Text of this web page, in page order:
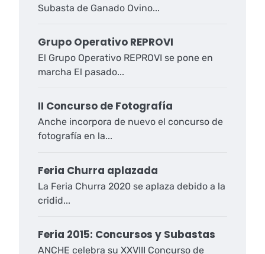
Subasta de Ganado Ovino...
Grupo Operativo REPROVI
El Grupo Operativo REPROVI se pone en
marcha El pasado...
II Concurso de Fotografía
Anche incorpora de nuevo el concurso de
fotografía en la...
Feria Churra aplazada
La Feria Churra 2020 se aplaza debido a la
cridid...
Feria 2015: Concursos y Subastas
ANCHE celebra su XXVIII Concurso de